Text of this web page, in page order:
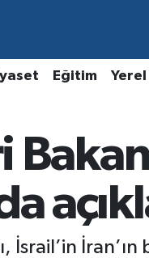
Eğitim Yerel
İsrail’in